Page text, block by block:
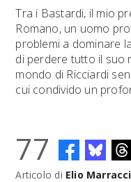
Tra i Bastardi, il mio
Romano, un uomo
problemi a dominare
di perdere tutto il suo
mondo di Ricciardi
cui condivido un
77
Articolo di Elio Marracci